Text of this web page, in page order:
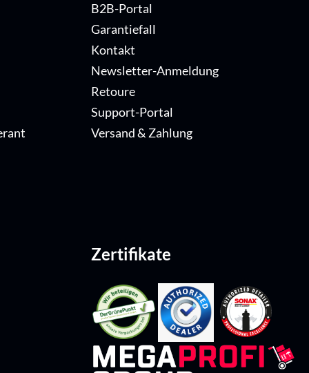
B2B-Portal
Garantiefall
Kontakt
Newsletter-Anmeldung
Retoure
Support-Portal
Versand & Zahlung
Zertifikate